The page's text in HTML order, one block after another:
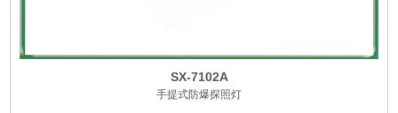
SX-7102A
手提式防爆探照灯